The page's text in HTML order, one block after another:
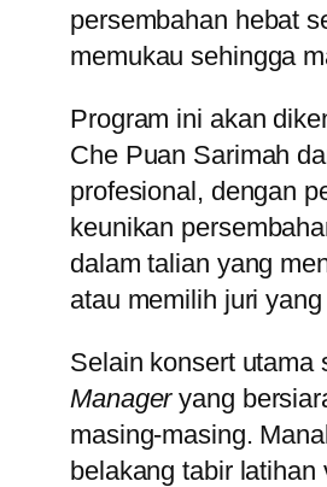
persembahan hebat
memukau sehingga
Program ini akan
Che Puan Sarimah
profesional, dengan
keunikan
dalam talian yang
atau memilih juri
Selain konsert utama
Manageryang
masing-masing.
belakang tabir